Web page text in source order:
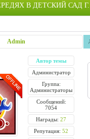
В ДЕТСКИЙ САД
Admin
Автор темы
Администратор
Группа:
Администраторы
Сообщений:
7054
Награды: 27
Репутация: 52